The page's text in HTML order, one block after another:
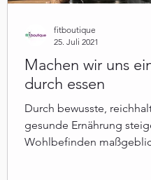
Machen wir uns
durch essen
Durch bewusste,
gesunde Ernährung
Wohlbefinden
fitboutique
25. Juli 2021